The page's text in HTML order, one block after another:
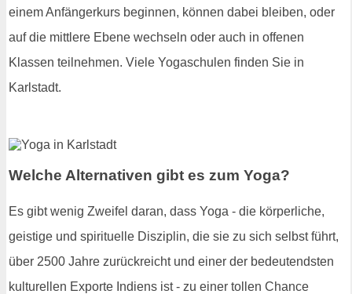
einem Anfängerkurs beginnen, können dabei bleiben, oder
auf die mittlere Ebene wechseln oder auch in offenen
Klassen teilnehmen. Viele Yogaschulen finden Sie in
Karlstadt.
Welche Alternativen gibt es zum Yoga?
Es gibt wenig Zweifel daran, dass Yoga - die körperliche,
geistige und spirituelle Disziplin, die sie zu sich selbst führt,
über 2500 Jahre zurückreicht und einer der bedeutendsten
kulturellen Exporte Indiens ist - zu einer tollen Chance